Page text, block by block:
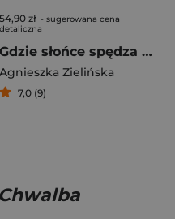
54,90 zł - sugerowana cena
detaliczna
Gdzie słońce spędza zimę. Historie z Andaluzji
Agnieszka Zielińska
7,0 (9)